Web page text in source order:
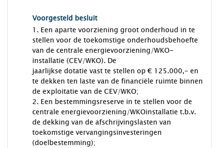
Voorgesteld besluit
1. Een aparte voorziening groot onderhoud in te
stellen voor de toekomstige onderhoudsbehoefte
van de centrale energievoorziening/WKO-
installatie (CEV/WKO). De
jaarlijkse dotatie vast te stellen op € 125.000,- en
te dekken ten laste van de financiële ruimte binnen
de exploitatie van de CEV/WKO;
2. Een bestemmingsreserve in te stellen voor de
centrale energievoorziening/WKOinstallatie t.b.v.
de dekking van de afschrijvingslasten van
toekomstige vervangingsinvesteringen
(doelbestemming);